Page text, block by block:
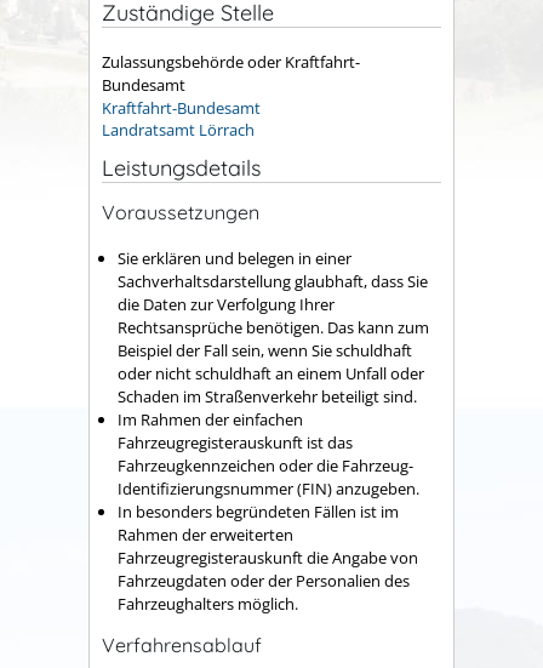
Zuständige Stelle
Zulassungsbehörde oder Kraftfahrt-
Bundesamt
Kraftfahrt-Bundesamt
Landratsamt Lörrach
Leistungsdetails
Voraussetzungen
Sie erklären und belegen in einer
Sachverhaltsdarstellung glaubhaft, dass Sie
die Daten zur Verfolgung Ihrer
Rechtsansprüche benötigen. Das kann zum
Beispiel der Fall sein, wenn Sie schuldhaft
oder nicht schuldhaft an einem Unfall oder
Schaden im Straßenverkehr beteiligt sind.
Im Rahmen der einfachen
Fahrzeugregisterauskunft ist das
Fahrzeugkennzeichen oder die Fahrzeug-
Identifizierungsnummer (FIN) anzugeben.
In besonders begründeten Fällen ist im
Rahmen der erweiterten
Fahrzeugregisterauskunft die Angabe von
Fahrzeugdaten oder der Personalien des
Fahrzeughalters möglich.
Verfahrensablauf